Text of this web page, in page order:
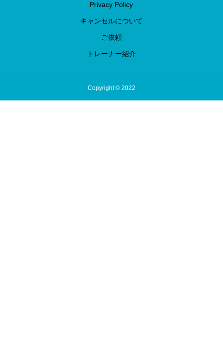
Privacy Policy
キャンセルについて
ご依頼
トレーナー紹介
Copyright © 2022